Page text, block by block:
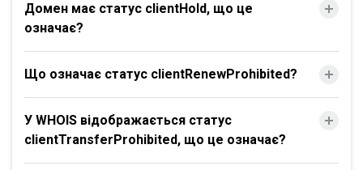
Домен має статус clientHold, що це
означає?
Що означає статус clientRenewProhibited?
У WHOIS відображається статус
clientTransferProhibited, що це означає?